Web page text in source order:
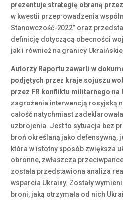
prezentuje strategię obraną
w kwestii przeprowadzenia
Stanowczość-2022” oraz
definicję dotyczącą obecności
jak i również na granicy
Autorzy Raportu zawarli w
podjętych przez kraje sojuszu
przez FR konfliktu militarnego na
zagrożenia interwencją rosyjską
całość natychmiast
uzbrojenia. Jest to sytuacja bez
broń określaną jako defensywną,
która w istotny sposób zwiększa
obronne, zwłaszcza
została przedstawiona analiza
wsparcia Ukrainy. Zostały
broni, jaką otrzymała od nich